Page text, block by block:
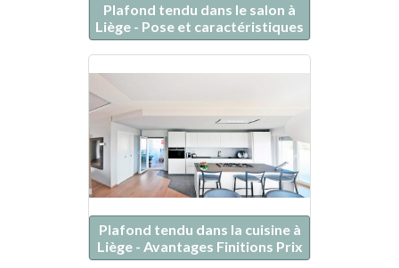
Plafond tendu dans le salon à
Liège - Pose et caractéristiques
Plafond tendu dans la cuisine à
Liège - Avantages Finitions Prix